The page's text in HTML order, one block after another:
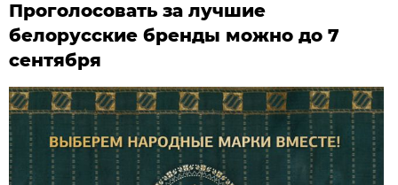
Проголосовать за лучшие
белорусские бренды можно до 7
сентября